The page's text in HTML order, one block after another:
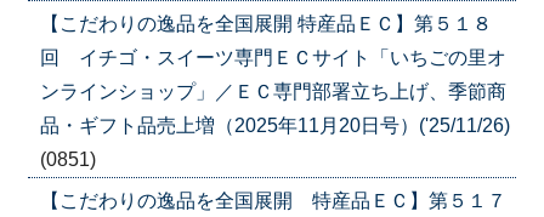
【こだわりの逸品を全国展開 特産品ＥＣ】第５１８
回 イチゴ・スイーツ専門ＥＣサイト「いちごの里オ
ンラインショップ」／ＥＣ専門部署立ち上げ、季節商
品・ギフト品売上増（2025年11月20日号）('25/11/26)
(0851)
【こだわりの逸品を全国展開 特産品ＥＣ】第５１７